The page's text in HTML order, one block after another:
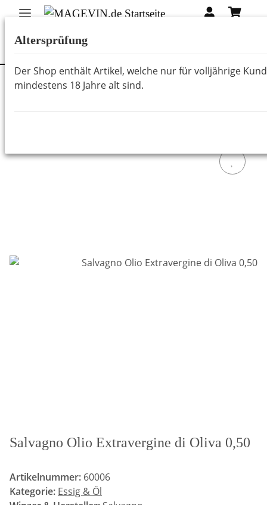
Salvagno Olio Extravergine di Oliva 0,50
Artikelnummer: 60006
Kategorie: Essig & Öl
Altersprüfung
Der Shop enthält Artikel, welche nur für volljährige
mindestens 18 Jahre alt sind.